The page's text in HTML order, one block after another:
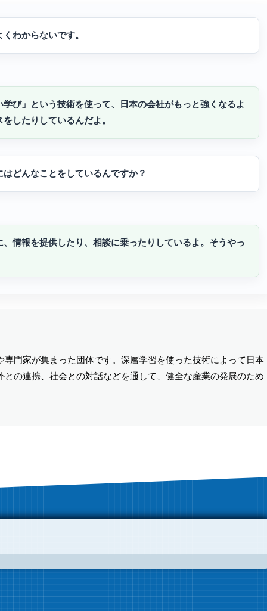
わからないです。
び」という技術を使って、日本の会社がもっと強くなるよ
したりしているんだよ。
どんなことをしているんですか？
情報を提供したり、相談に乗ったりしているよ。そうやっ
門家が集まった団体です。深層学習を使った技術によって日本
の連携、社会との対話などを通して、健全な産業の発展のため